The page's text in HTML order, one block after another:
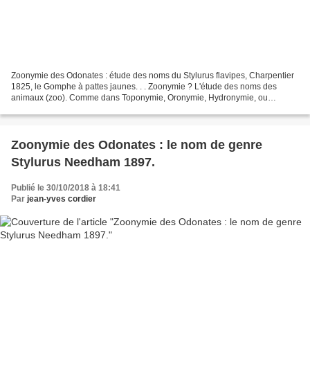
Zoonymie des Odonates : étude des noms du Stylurus flavipes, Charpentier
1825, le Gomphe à pattes jaunes. . . Zoonymie ? L'étude des noms des
animaux (zoo). Comme dans Toponymie, Oronymie, Hydronymie, ou
Zoonymie des Odonates : le nom de genre
Stylurus Needham 1897.
Publié le 30/10/2018 à 18:41
Par jean-yves cordier